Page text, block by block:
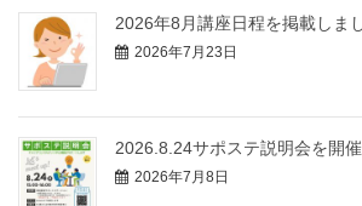
2026年8月講座日程を掲載しま
2026年7月23日
2026.8.24サポステ説明会を開
2026年7月8日